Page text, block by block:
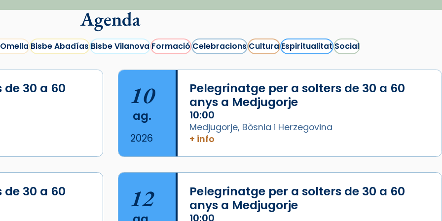
Agenda
Bisbe AbadíasBisbe VilanovaFormacióCelebracionsCulturaEspiritualitatSocial
30 a 60
10
ag.
2026
Pelegrinatge per a solters de 30 a 60
anys a Medjugorje
10:00
Medjugorje, Bòsnia i Herzegovina
+ info
30 a 60
12
Pelegrinatge per a solters de 30 a 60
anys a Medjugorje
10:00